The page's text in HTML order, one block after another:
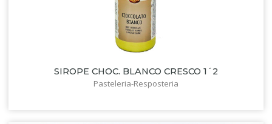
SIROPE CHOC. BLANCO CRESCO 1´2
Pasteleria-Resposteria